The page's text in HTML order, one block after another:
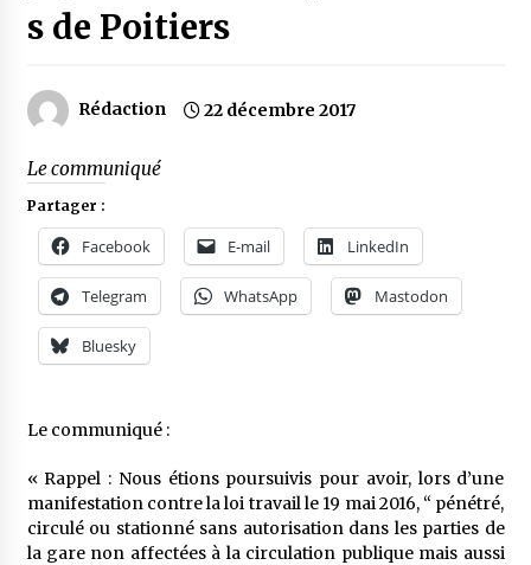
s de Poitiers
Rédaction 22 décembre 2017
Le communiqué
Partager :
Facebook E-mail LinkedIn
Telegram WhatsApp Mastodon
Bluesky
Le communiqué :
« Rappel : Nous étions poursuivis pour avoir, lors d’une
manifestation contre la loi travail le 19 mai 2016, “ pénétré,
circulé ou stationné sans autorisation dans les parties de
la gare non affectées à la circulation publique mais aussi